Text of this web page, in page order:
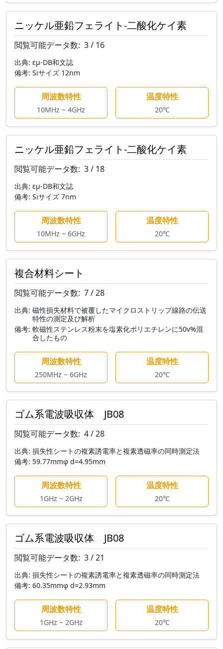
ニッケル亜鉛フェライト-二酸化ケイ素
閲覧可能データ数: 3 / 16
出典: εμ-DB和文誌
備考: Siサイズ 12nm
周波数特性
10MHz ~ 4GHz
温度特性
20℃
ニッケル亜鉛フェライト-二酸化ケイ素
閲覧可能データ数: 3 / 18
出典: εμ-DB和文誌
備考: Siサイズ 7nm
周波数特性
10MHz ~ 6GHz
温度特性
20℃
複合材料シート
閲覧可能データ数: 7 / 28
出典: 磁性損失材料で被覆したマイクロストリップ線路の伝送
特性の測定及び解析
備考: 軟磁性ステンレス粉末を塩素化ポリエチレンに50v%混
合したもの
周波数特性
250MHz ~ 6GHz
温度特性
20℃
ゴム系電波吸収体 JB08
閲覧可能データ数: 4 / 28
出典: 損失性シートの複素誘電率と複素透磁率の同時測定法
備考: 59.77mmφ d=4.95mm
周波数特性
1GHz ~ 2GHz
温度特性
20℃
ゴム系電波吸収体 JB08
閲覧可能データ数: 3 / 21
出典: 損失性シートの複素誘電率と複素透磁率の同時測定法
備考: 60.35mmφ d=2.93mm
周波数特性
1GHz ~ 2GHz
温度特性
20℃